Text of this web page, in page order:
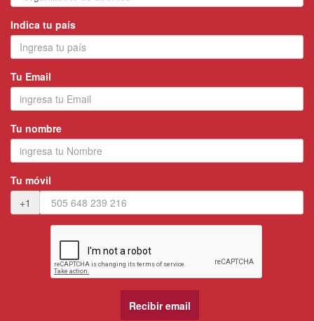
Indica tu país
Tu Email
Tu nombre
Tu móvil
+1